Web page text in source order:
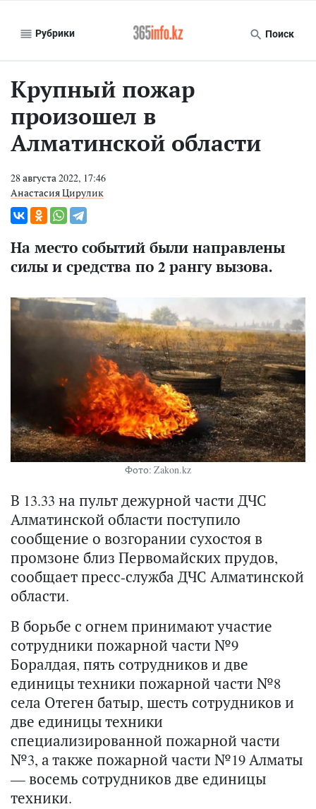
Рубрики Поиск
Крупный пожар
произошел в
Алматинской области
28 августа 2022, 17:46
Анастасия Цирулик
На место событий были направлены
силы и средства по 2 рангу вызова.
Фото: Zakon.kz
В 13.33 на пульт дежурной части ДЧС
Алматинской области поступило
сообщение о возгорании сухостоя в
промзоне близ Первомайских прудов,
сообщает пресс-служба ДЧС Алматинской
области.
В борьбе с огнем принимают участие
сотрудники пожарной части №9
Боралдая, пять сотрудников и две
единицы техники пожарной части №8
села Отеген батыр, шесть сотрудников и
две единицы техники
специализированной пожарной части
№3, а также пожарной части №19 Алматы
— восемь сотрудников две единицы
техники.